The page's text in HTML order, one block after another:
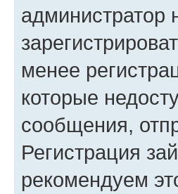
менее
которые
сообщения,
Регистрация
рекомендуем